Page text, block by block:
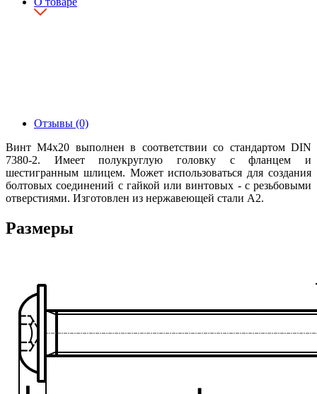
Отзывы (0)
Винт М4х20 выполнен в соответствии со стандартом DIN
7380-2. Имеет полукруглую головку с фланцем и
шестигранным шлицем. Может использоваться для создания
болтовых соединений с гайкой или винтовых - с резьбовыми
отверстиями. Изготовлен из нержавеющей стали А2.
Размеры